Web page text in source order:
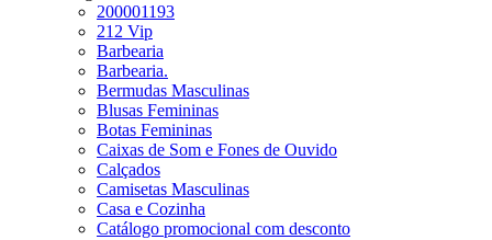
200001193
212 Vip
Barbearia
Barbearia.
Bermudas Masculinas
Blusas Femininas
Botas Femininas
Caixas de Som e Fones de Ouvido
Calçados
Camisetas Masculinas
Casa e Cozinha
Catálogo promocional com desconto